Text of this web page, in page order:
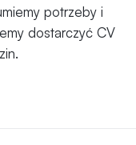
potrzeby i
dostarczyć CV